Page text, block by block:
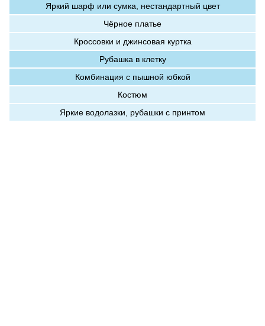
Яркий шарф или сумка, нестандартный цвет
Чёрное платье
Кроссовки и джинсовая куртка
Рубашка в клетку
Комбинация с пышной юбкой
Костюм
Яркие водолазки, рубашки с принтом